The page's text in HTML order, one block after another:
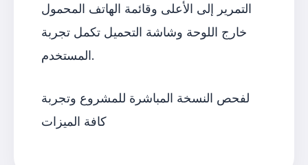
التمرير إلى الأعلى وقائمة الهاتف المحمول
خارج اللوحة وشاشة التحميل تكمل تجربة
المستخدم.
لفحص النسخة المباشرة للمشروع وتجربة